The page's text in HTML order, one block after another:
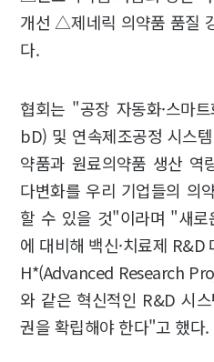
개선 △제네릭 의약품 품질
다.
협회는 "공장 자동화·스마
bD) 및 연속제조공정 시스
약품과 원료의약품 생산 역
다변화를 우리 기업들의 의
할 수 있을 것"이라며 "새로
에 대비해 백신·치료제 R&D
H*(Advanced Research
와 같은 혁신적인 R&D 시
권을 확립해야 한다"고 했다.